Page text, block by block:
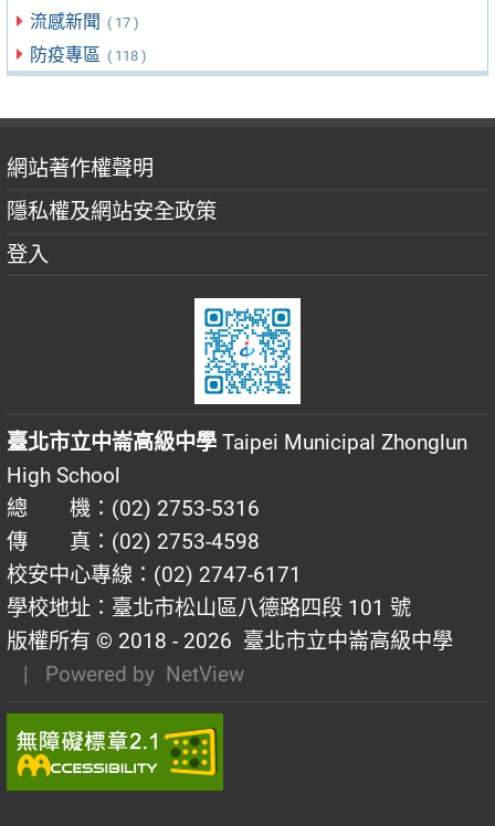
流感新聞 ( 17 )
防疫專區 ( 118 )
網站著作權聲明
隱私權及網站安全政策
登入
臺北市立中崙高級中學 Taipei Municipal Zhonglun
High School
總 機：(02) 2753-5316
傳 真：(02) 2753-4598
校安中心專線：(02) 2747-6171
學校地址：臺北市松山區八德路四段 101 號
版權所有 © 2018 - 2026 臺北市立中崙高級中學
| Powered by NetView